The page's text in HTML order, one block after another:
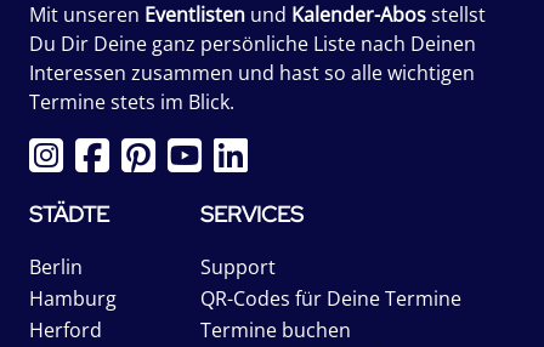
Mit unseren Eventlisten und Kalender-Abosstellst
Du Dir Deine ganz persönliche Liste nach Deinen
Interessen zusammen und hast so alle wichtigen
Termine stets im Blick.
STÄDTE
Berlin
Hamburg
Herford
SERVICES
Support
QR-Codes für Deine Termine
Termine buchen